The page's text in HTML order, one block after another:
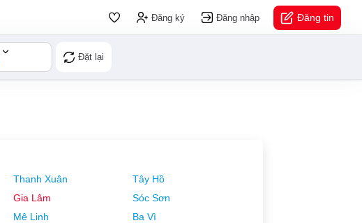
Đăng ký Đăng nhập Đăng tin
Đặt lại
Thanh Xuân
Tây Hồ
Gia Lâm
Sóc Sơn
Mê Linh
Ba Vì